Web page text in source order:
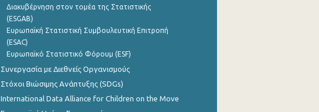
Διακυβέρνηση στον τομέα της Στατιστικής
(ESGAB)
Ευρωπαϊκή Στατιστική Συμβουλευτική Επιτροπή
(ESAC)
Ευρωπαϊκό Στατιστικό Φόρουμ (ESF)
Συνεργασία με Διεθνείς Οργανισμούς
Στόχοι Βιώσιμης Ανάπτυξης (SDGs)
International Data Alliance for Children on the Move